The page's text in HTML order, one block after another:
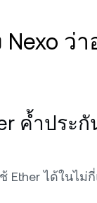
ว่า
มีปัญหาหรือคำขอ
าะอย่างยิ่งควรกล่
ทัพชั้นยอดที่มี และ
Nexo ที่ทำให้มั่นใจ
ดีมาก รักษามาตรฐ
ค้ำประกั
Ether ได้ในไม่